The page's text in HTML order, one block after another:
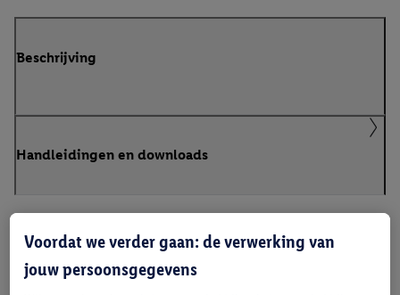
Beschrijving
Handleidingen en downloads
Voordat we verder gaan: de verwerking van
jouw persoonsgegevens